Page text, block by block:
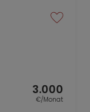
3.000
€/Monat